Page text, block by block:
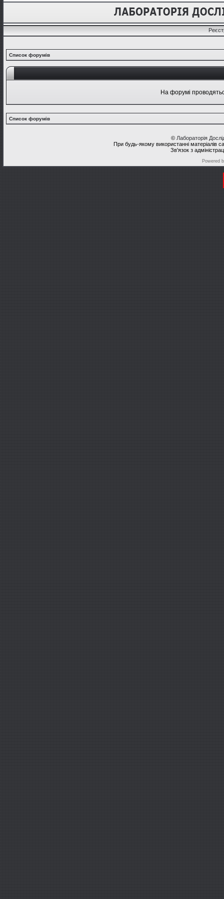
Список форумів
На форумі
Список форумів
© Лабораторія
При будь-якому використанні матеріалів
Зв'язок з
Powered